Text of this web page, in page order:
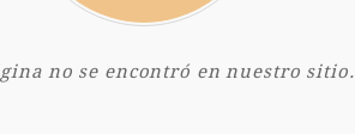
no se encontró en nuestro sitio.